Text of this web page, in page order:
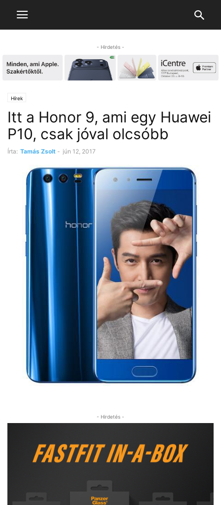
- Hirdetés -
Hírek
Itt a Honor 9, ami egy Huawei
P10, csak jóval olcsóbb
Írta: Tamás Zsolt - jún 12, 2017
- Hirdetés -